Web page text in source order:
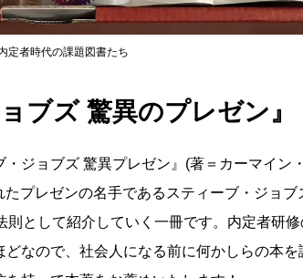
定者時代の課題図書たち
ブズ 驚異のプレゼン』
ジョブズ 驚異プレゼン』(著＝カーマイン・
プレゼンの名手であるスティーブ・ジョブ
として紹介していく一冊です。内定者研修
なので、社会人になる前に何かしらの本を